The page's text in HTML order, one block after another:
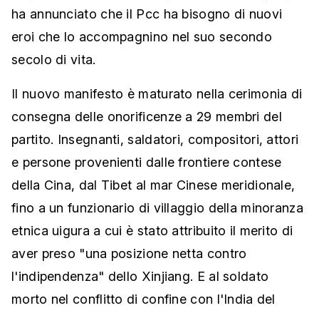
ha annunciato che il Pcc ha bisogno di nuovi
eroi che lo accompagnino nel suo secondo
secolo di vita.
Il nuovo manifesto è maturato nella cerimonia di
consegna delle onorificenze a 29 membri del
partito. Insegnanti, saldatori, compositori, attori
e persone provenienti dalle frontiere contese
della Cina, dal Tibet al mar Cinese meridionale,
fino a un funzionario di villaggio della minoranza
etnica uigura a cui è stato attribuito il merito di
aver preso "una posizione netta contro
l'indipendenza" dello Xinjiang. E al soldato
morto nel conflitto di confine con l'India del